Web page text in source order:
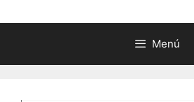
Menú